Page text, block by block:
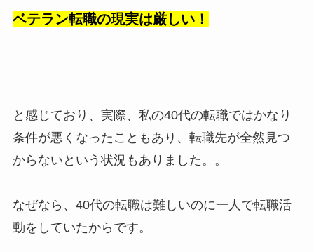
ベテラン転職の現実は厳しい！
と感じており、実際、私の40代の転職ではかなり
条件が悪くなったこともあり、転職先が全然見つ
からないという状況もありました。。
なぜなら、40代の転職は難しいのに一人で転職活
動をしていたからです。